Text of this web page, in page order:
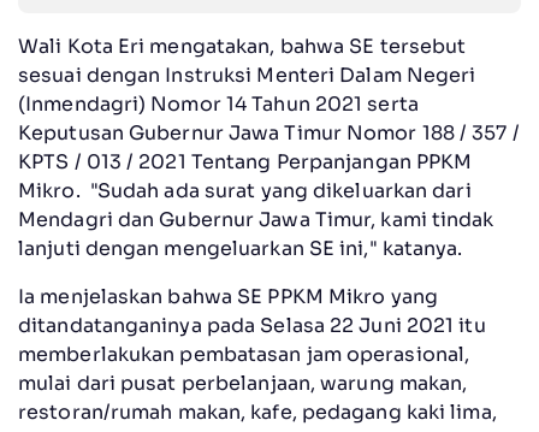
Wali Kota Eri mengatakan, bahwa SE tersebut
sesuai dengan Instruksi Menteri Dalam Negeri
(Inmendagri) Nomor 14 Tahun 2021 serta
Keputusan Gubernur Jawa Timur Nomor 188 / 357 /
KPTS / 013 / 2021 Tentang Perpanjangan PPKM
Mikro. "Sudah ada surat yang dikeluarkan dari
Mendagri dan Gubernur Jawa Timur, kami tindak
lanjuti dengan mengeluarkan SE ini," katanya.
Ia menjelaskan bahwa SE PPKM Mikro yang
ditandatanganinya pada Selasa 22 Juni 2021 itu
memberlakukan pembatasan jam operasional,
mulai dari pusat perbelanjaan, warung makan,
restoran/rumah makan, kafe, pedagang kaki lima,